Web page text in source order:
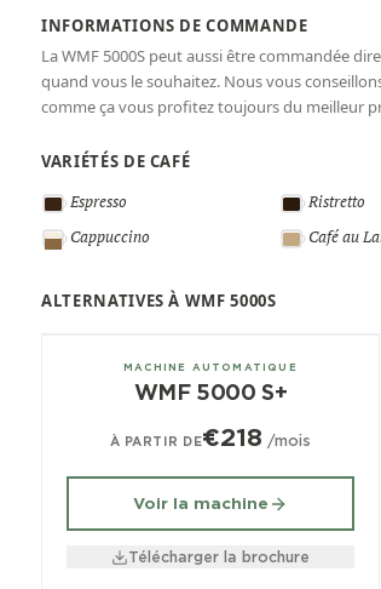
INFORMATIONS DE COMMANDE
La WMF 5000S peut aussi être commandée
quand vous le souhaitez. Nous vous
comme ça vous profitez toujours du meilleur
VARIÉTÉS DE CAFÉ
Espresso
Ristretto
Cappuccino
Café au
ALTERNATIVES À WMF 5000S
± 250/jourMACHINE AUTOMATIQUE
WMF 5000 S+
À PARTIR DE€218 /mois
Voir la machine
Télécharger la brochure